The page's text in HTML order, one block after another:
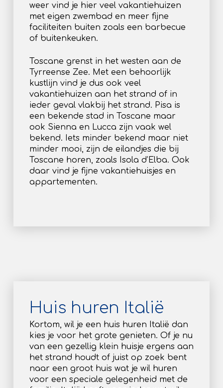
weer vind je hier veel vakantiehuizen
met eigen zwembad en meer fijne
faciliteiten buiten zoals een barbecue
of buitenkeuken.
Toscane grenst in het westen aan de
Tyrreense Zee. Met een behoorlijk
kustlijn vind je dus ook veel
vakantiehuizen aan het strand of in
ieder geval vlakbij het strand. Pisa is
een bekende stad in Toscane maar
ook Sienna en Lucca zijn vaak wel
bekend. Iets minder bekend maar niet
minder mooi, zijn de eilandjes die bij
Toscane horen, zoals Isola d’Elba. Ook
daar vind je fijne vakantiehuisjes en
appartementen.
Huis huren Italië
Kortom, wil je een huis huren Italië dan
kies je voor het grote genieten. Of je nu
van een gezellig klein huisje ergens aan
het strand houdt of juist op zoek bent
naar een groot huis wat je wil huren
voor een speciale gelegenheid met de